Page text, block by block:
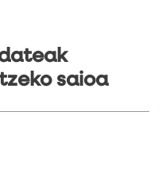
saioa